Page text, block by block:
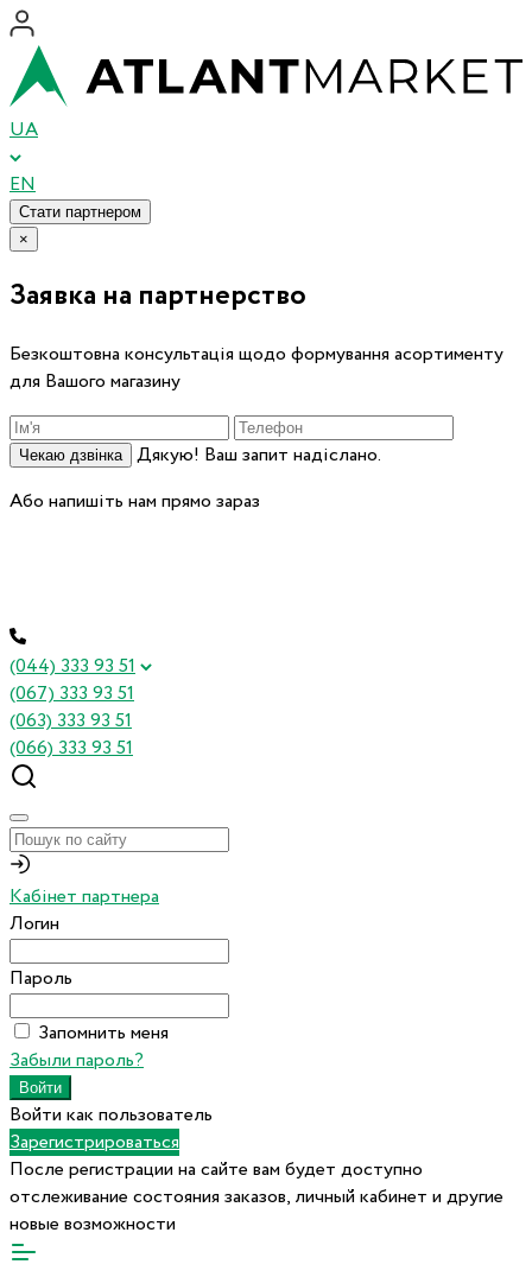
UA
EN
Стати партнером
×
Заявка на партнерство
Безкоштовна консультація щодо формування асортименту
для Вашого магазину
Чекаю дзвінка
Дякую! Ваш запит надіслано.
Або напишіть нам прямо зараз
(044) 333 93 51
(067) 333 93 51
(063) 333 93 51
(066) 333 93 51
Кабінет партнера
Логин
Пароль
Запомнить меня
Забыли пароль?
Войти как пользователь
Зарегистрироваться
После регистрации на сайте вам будет доступно
отслеживание состояния заказов, личный кабинет и другие
новые возможности